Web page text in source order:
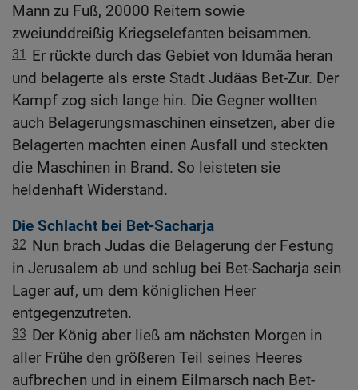
Mann zu Fuß, 20000 Reitern sowie
zweiunddreißig Kriegselefanten beisammen.
31 Er rückte durch das Gebiet von Idumäa heran
und belagerte als erste Stadt Judäas Bet-Zur. Der
Kampf zog sich lange hin. Die Gegner wollten
auch Belagerungsmaschinen einsetzen, aber die
Belagerten machten einen Ausfall und steckten
die Maschinen in Brand. So leisteten sie
heldenhaft Widerstand.
Die Schlacht bei Bet-Sacharja
32 Nun brach Judas die Belagerung der Festung
in Jerusalem ab und schlug bei Bet-Sacharja sein
Lager auf, um dem königlichen Heer
entgegenzutreten.
33 Der König aber ließ am nächsten Morgen in
aller Frühe den größeren Teil seines Heeres
aufbrechen und in einem Eilmarsch nach Bet-